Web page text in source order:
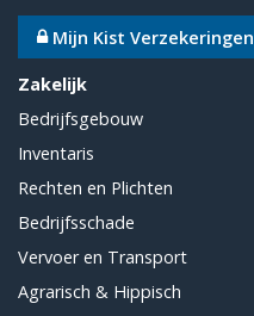
Mijn Kist Verzekeringen
Zakelijk
Bedrijfsgebouw
Inventaris
Rechten en Plichten
Bedrijfsschade
Vervoer en Transport
Agrarisch & Hippisch